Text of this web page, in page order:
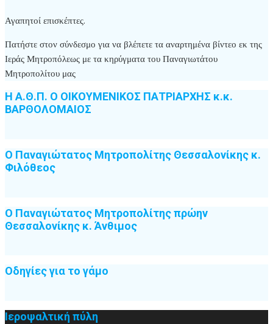
Αγαπητοί επισκέπτες.
Πατήστε στον σύνδεσμο για να βλέπετε τα αναρτημένα βίντεο εκ της
Ιεράς Μητροπόλεως με τα κηρύγματα του Παναγιωτάτου
Μητροπολίτου μας
Η Α.Θ.Π. Ο ΟΙΚΟΥΜΕΝΙΚΟΣ ΠΑΤΡΙΑΡΧΗΣ κ.κ.
ΒΑΡΘΟΛΟΜΑΙΟΣ
Ο Παναγιώτατος Μητροπολίτης Θεσσαλονίκης κ.
Φιλόθεος
Ο Παναγιώτατος Μητροπολίτης πρώην
Θεσσαλονίκης κ. Άνθιμος
Οδηγίες για το γάμο
Ιεροψαλτική πύλη